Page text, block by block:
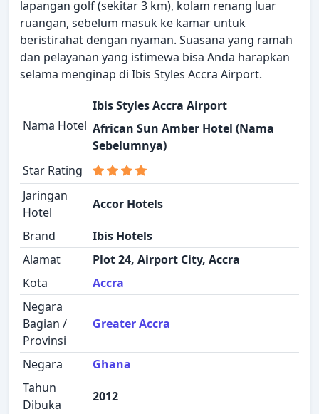
lapangan golf (sekitar 3 km), kolam renang luar
ruangan, sebelum masuk ke kamar untuk
beristirahat dengan nyaman. Suasana yang ramah
dan pelayanan yang istimewa bisa Anda harapkan
selama menginap di Ibis Styles Accra Airport.
Nama Hotel
Ibis Styles Accra Airport
African Sun Amber Hotel (Nama
Sebelumnya)
Star Rating
Jaringan
Hotel
Accor Hotels
Brand
Ibis Hotels
Alamat
Plot 24, Airport City, Accra
Kota
Accra
Negara
Bagian /
Provinsi
Greater Accra
Negara
Ghana
Tahun
Dibuka
2012